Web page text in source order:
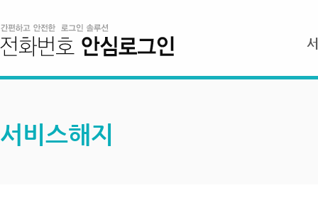
서비스해지